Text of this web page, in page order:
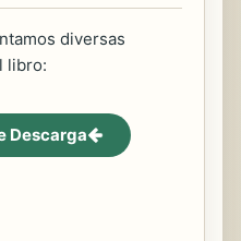
diversas
libro:
Descarga